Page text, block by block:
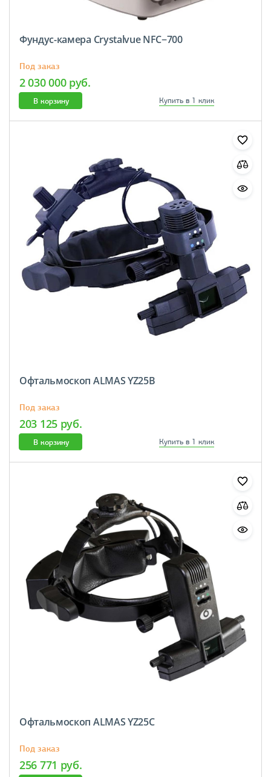
Фундус-камера Crystalvue NFC−700
Под заказ
2 030 000 руб.
В корзину Купить в 1 клик
Офтальмоскоп ALMAS YZ25B
Под заказ
203 125 руб.
В корзину Купить в 1 клик
Офтальмоскоп ALMAS YZ25С
Под заказ
256 771 руб.